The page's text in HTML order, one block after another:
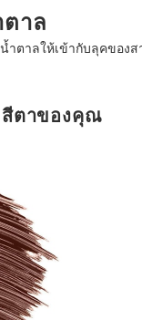
าล
ตาลให้เข้ากับลุคของ
สีตาของคุณ